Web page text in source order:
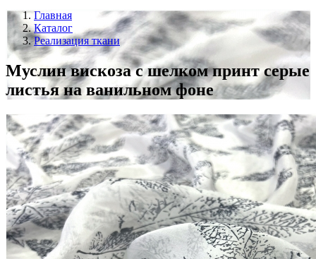
Главная
Каталог
Реализация ткани
Муслин вискоза с шелком принт серые
листья на ванильном фоне